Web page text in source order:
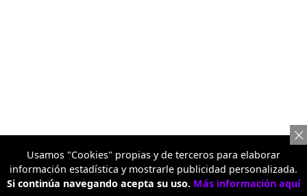
Usamos "Cookies" propias y de terceros para elaborar
información estadística y mostrarle publicidad personalizada.
Si continúa navegando acepta su uso. Más información aquí